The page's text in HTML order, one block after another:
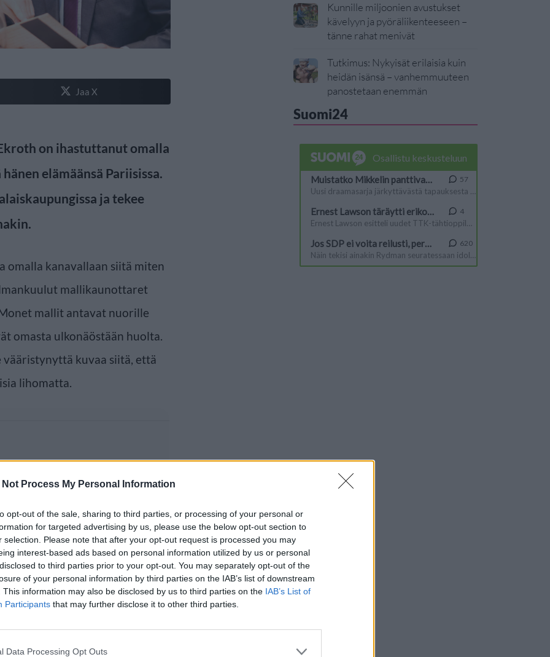
Not Process My Personal Information
opt-out of the sale, sharing to third parties, or processing of your personal or
for targeted advertising by us, please use the below opt-out section to
selection. Please note that after your opt-out request is processed you may
interest-based ads based on personal information utilized by us or personal
to third parties prior to your opt-out. You may separately opt-out of the
of your personal information by third parties on the IAB’s list of downstream
This information may also be disclosed by us to third parties on the IAB’s List of
Participants that may further disclose it to other third parties.
Data Processing Opt Outs
Jaa X
on ihastuttanut omalla
elämäänsä Pariisissa.
ja tekee
omalla kanavallaan siitä miten
mallikaunottaret
mallit antavat nuorille
omasta ulkonäöstään huolta.
kuvaa siitä, että
lihomatta.
Kunnille miljoonien avustukset
kävelyyn ja pyöräliikenteeseen –
tänne rahat menivät
Tutkimus: Nykyisät erilaisia kuin
heidän isänsä – vanhemmuuteen
panostetaan enemmän
Suomi24